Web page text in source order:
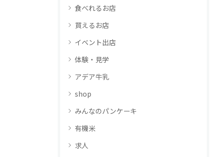
食べれるお店
買えるお店
イベント出店
体験・見学
アデア牛乳
shop
みんなのパンケーキ
有機米
求人